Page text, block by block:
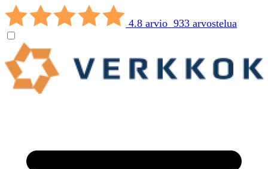
4.8 arvio 933 arvostelua